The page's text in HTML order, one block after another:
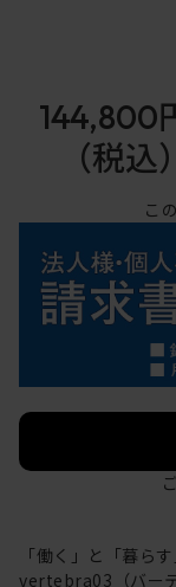
144,800
（税込
こ
「働く」と「暮ら
vertebra03（バー